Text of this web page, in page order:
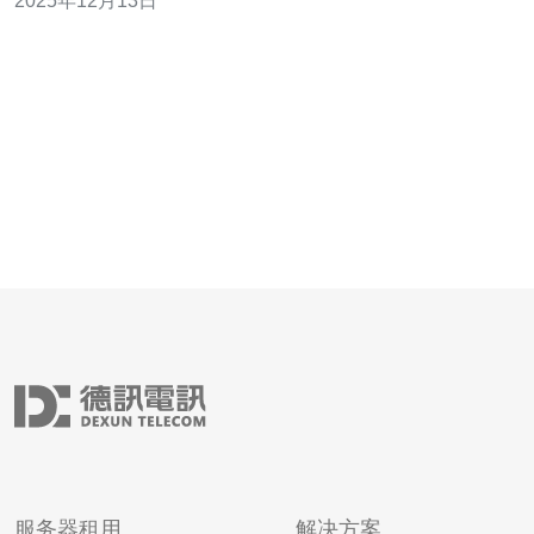
港服务器是否使用cn2线路，并提供相关的评测与解答，帮
服务器租用 解决方案